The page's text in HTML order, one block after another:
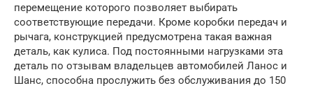
перемещение которого позволяет выбирать
соответствующие передачи. Кроме коробки передач и
рычага, конструкцией предусмотрена такая важная
деталь, как кулиса. Под постоянными нагрузками эта
деталь по отзывам владельцев автомобилей Ланос и
Шанс, способна прослужить без обслуживания до 150